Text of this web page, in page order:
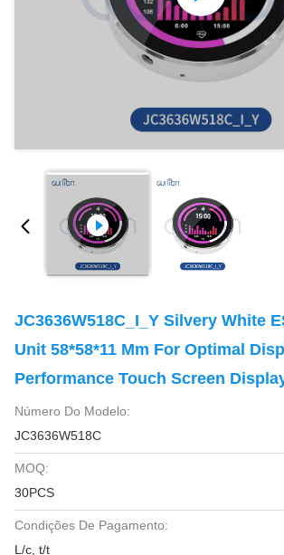
JC3636W518C_I_Y Silvery White
Unit 58*58*11 Mm For Optimal
Performance Touch Screen
Número Do Modelo:
JC3636W518C
MOQ:
30PCS
Condições De Pagamento:
L/c, t/t